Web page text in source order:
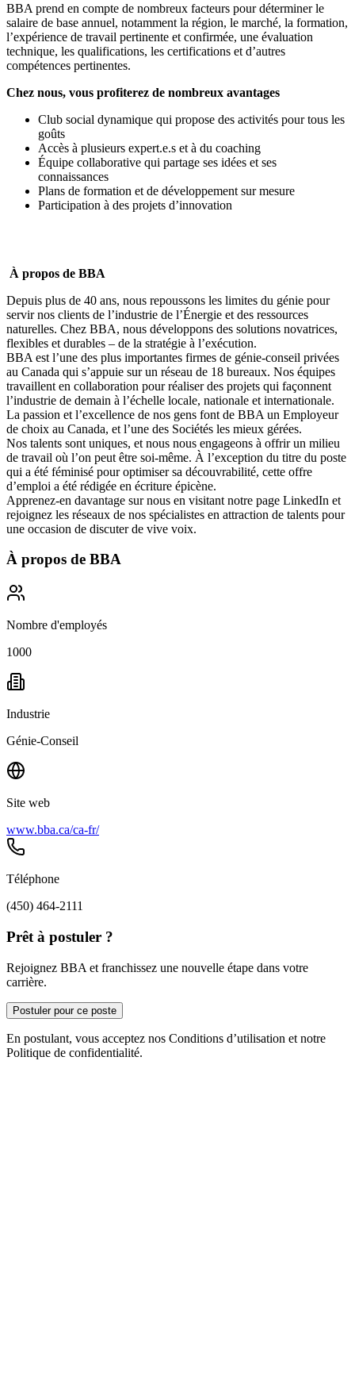
BBA prend en compte de nombreux facteurs pour déterminer le
salaire de base annuel, notamment la région, le marché, la formation,
l’expérience de travail pertinente et confirmée, une évaluation
technique, les qualifications, les certifications et d’autres
compétences pertinentes.
Chez nous, vous profiterez de nombreux avantages
Club social dynamique qui propose des activités pour tous les
goûts
Accès à plusieurs expert.e.s et à du coaching
Équipe collaborative qui partage ses idées et ses
connaissances
Plans de formation et de développement sur mesure
Participation à des projets d’innovation
À propos de BBA
Depuis plus de 40 ans, nous repoussons les limites du génie pour
servir nos clients de l’industrie de l’Énergie et des ressources
naturelles. Chez BBA, nous développons des solutions novatrices,
flexibles et durables – de la stratégie à l’exécution.
BBA est l’une des plus importantes firmes de génie-conseil privées
au Canada qui s’appuie sur un réseau de 18 bureaux. Nos équipes
travaillent en collaboration pour réaliser des projets qui façonnent
l’industrie de demain à l’échelle locale, nationale et internationale.
La passion et l’excellence de nos gens font de BBA un Employeur
de choix au Canada, et l’une des Sociétés les mieux gérées.
Nos talents sont uniques, et nous nous engageons à offrirun milieu
de travail où l’on peut être soi-même. À l’exception du titre du poste
qui a été féminisé pour optimiser sa découvrabilité, cette offre
d’emploi a été rédigée en écriture épicène.
Apprenez-en davantage sur nous en visitant notre page LinkedIn et
rejoignez les réseaux de nos spécialistes en attraction de talents pour
une occasion de discuter de vive voix.
À propos de BBA
Nombre d'employés
1000
Industrie
Génie-Conseil
Site web
www.bba.ca/ca-fr/
Téléphone
(450) 464-2111
Prêt à postuler ?
Rejoignez BBA et franchissez une nouvelle étape dans votre
carrière.
Postuler pour ce poste
En postulant, vous acceptez nos Conditions d’utilisation et notre
Politique de confidentialité.